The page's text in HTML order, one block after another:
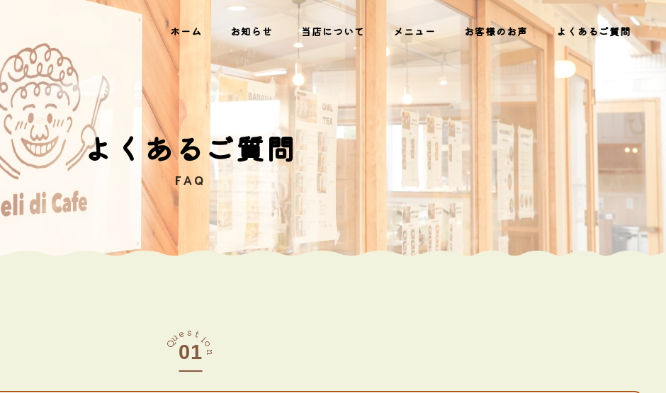
ホーム お知らせ 当店について メニュー お客様のお声 よくあるご質問
よくあるご質問
FAQ
Q
u
e s ti
o
n